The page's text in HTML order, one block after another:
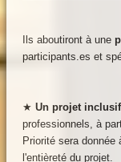
Ils aboutiront à une
participants.es et
★ Un projet
professionnels, à
Priorité sera
l'entièreté du projet.